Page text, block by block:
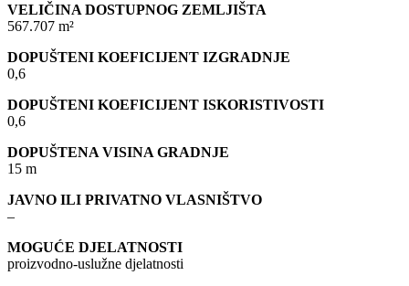
VELIČINA DOSTUPNOG ZEMLJIŠTA
567.707 m²
DOPUŠTENI KOEFICIJENT IZGRADNJE
0,6
DOPUŠTENI KOEFICIJENT ISKORISTIVOSTI
0,6
DOPUŠTENA VISINA GRADNJE
15 m
JAVNO ILI PRIVATNO VLASNIŠTVO
–
MOGUĆE DJELATNOSTI
proizvodno-uslužne djelatnosti